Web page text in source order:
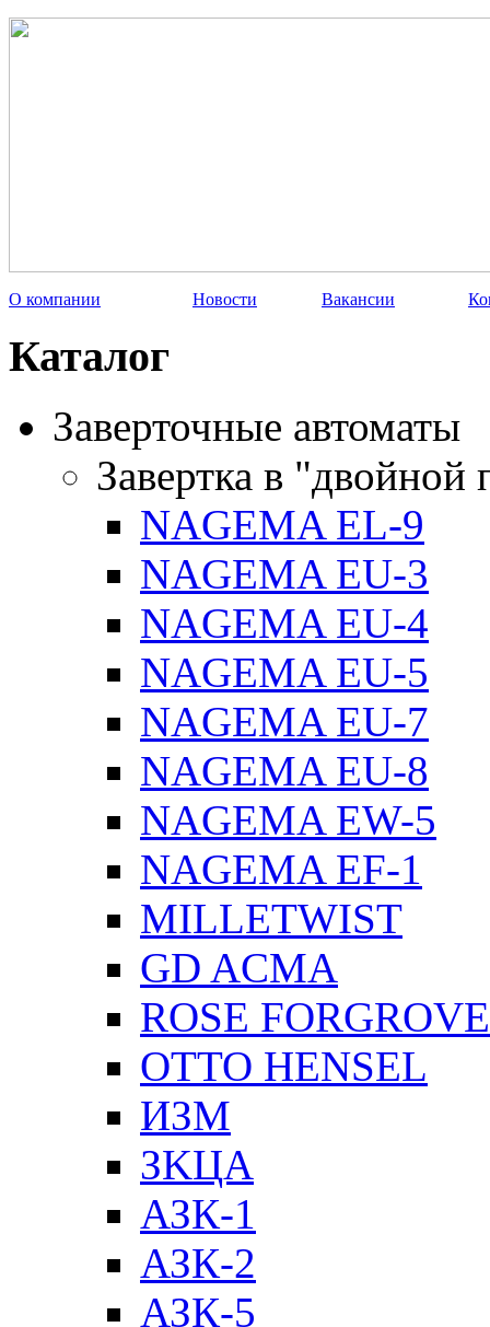
О компании Новости Вакансии
Каталог
Заверточные автоматы
Завертка в "двойной
NAGEMA EL-9
NAGEMA EU-3
NAGEMA EU-4
NAGEMA EU-5
NAGEMA EU-7
NAGEMA EU-8
NAGEMA EW-5
NAGEMA EF-1
MILLETWIST
GD ACMA
ROSE FORGROVE
OTTO HENSEL
ИЗМ
ЗKЦA
АЗК-1
АЗК-2
АЗК-5